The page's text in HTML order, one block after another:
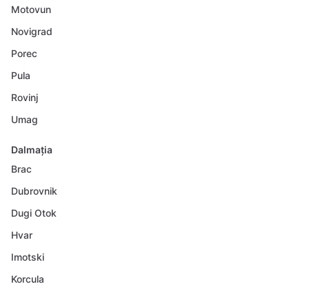
Motovun
Novigrad
Porec
Pula
Rovinj
Umag
Dalmația
Brac
Dubrovnik
Dugi Otok
Hvar
Imotski
Korcula